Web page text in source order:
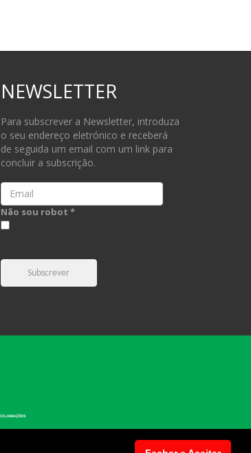
NEWSLETTER
Para subscrever a Newsletter, introduza
o seu endereço eletrónico e receberá
de seguida um email com um link para
concluir a subscrição.
Email
Não sou robot *
Subscrever